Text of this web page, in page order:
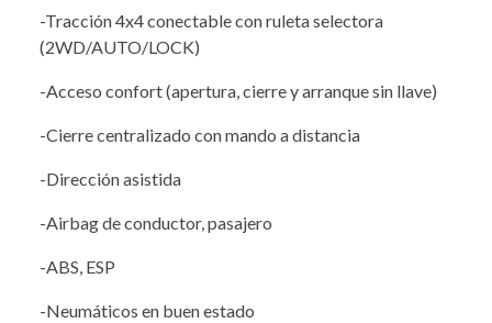
-Tracción 4x4 conectable con ruleta selectora
(2WD/AUTO/LOCK)
-Acceso confort (apertura, cierre y arranque sin llave)
-Cierre centralizado con mando a distancia
-Dirección asistida
-Airbag de conductor, pasajero
-ABS, ESP
-Neumáticos en buen estado